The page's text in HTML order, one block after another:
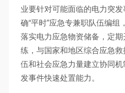
业要针对可能面临的电力突
确“平时”应急专兼职队伍编组
落实电力应急物资储备，定
练，与国家和地区综合应急
伍和社会应急力量建立协同
发事件快速处置能力。